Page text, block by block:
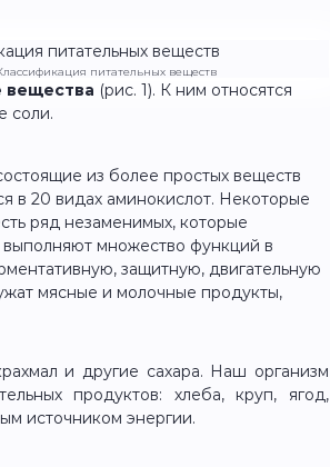
питательных веществ
вещества (рис. 1). К ним относятся
соли.
из более простых веществ
в 20 видах аминокислот. Некоторые
ряд незаменимых, которые
множество функций в
защитную, двигательную
мясные и молочные продукты,
и другие сахара. Наш организм
продуктов: хлеба, круп, ягод,
источником энергии.